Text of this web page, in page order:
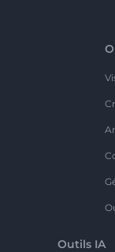
Outils IA